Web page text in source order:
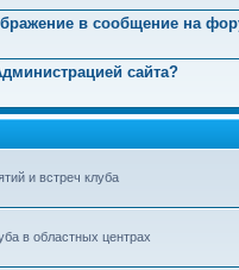
в сообщение на
сайта?
и встреч клуба
в областных центрах